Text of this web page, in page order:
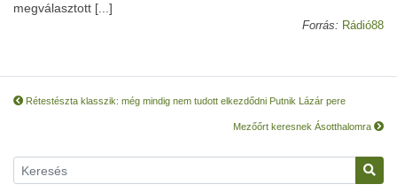
megválasztott [...]
Forrás: Rádió88
Rétestészta klasszik: még mindig nem tudott elkezdődni Putnik Lázár pere
Mezőőrt keresnek Ásotthalomra